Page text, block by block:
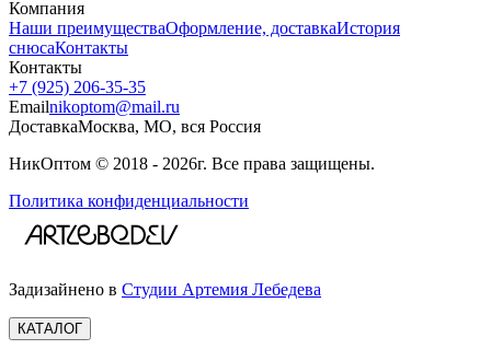
Компания
Наши преимуществаОформление, доставкаИстория
снюсаКонтакты
Контакты
+7 (925) 206‑35‑35
Emailnikoptom@mail.ru
ДоставкаМосква, МО, вся Россия
НикОптом © 2018 - 2026г. Все права защищены.
Политика конфиденциальности
Задизайнено в Студии Артемия Лебедева
КАТАЛОГ